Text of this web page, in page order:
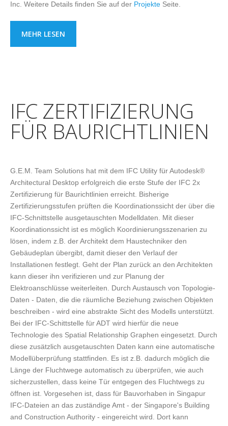
Inc. Weitere Details finden Sie auf der Projekte Seite.
MEHR LESEN
IFC ZERTIFIZIERUNG
FÜR BAURICHTLINIEN
G.E.M. Team Solutions hat mit dem IFC Utility für Autodesk®
Architectural Desktop erfolgreich die erste Stufe der IFC 2x
Zertifizierung für Baurichtlinien erreicht. Bisherige
Zertifizierungsstufen prüften die Koordinationssicht der über die
IFC-Schnittstelle ausgetauschten Modelldaten. Mit dieser
Koordinationssicht ist es möglich Koordinierungsszenarien zu
lösen, indem z.B. der Architekt dem Haustechniker den
Gebäudeplan übergibt, damit dieser den Verlauf der
Installationen festlegt. Geht der Plan zurück an den Architekten
kann dieser ihn verifizieren und zur Planung der
Elektroanschlüsse weiterleiten. Durch Austausch von Topologie-
Daten - Daten, die die räumliche Beziehung zwischen Objekten
beschreiben - wird eine abstrakte Sicht des Modells unterstützt.
Bei der IFC-Schittstelle für ADT wird hierfür die neue
Technologie des Spatial Relationship Graphen eingesetzt. Durch
diese zusätzlich ausgetauschten Daten kann eine automatische
Modellüberprüfung stattfinden. Es ist z.B. dadurch möglich die
Länge der Fluchtwege automatisch zu überprüfen, wie auch
sicherzustellen, dass keine Tür entgegen des Fluchtwegs zu
öffnen ist. Vorgesehen ist, dass für Bauvorhaben in Singapur
IFC-Dateien an das zuständige Amt - der Singapore's Building
and Construction Authority - eingereicht wird. Dort kann